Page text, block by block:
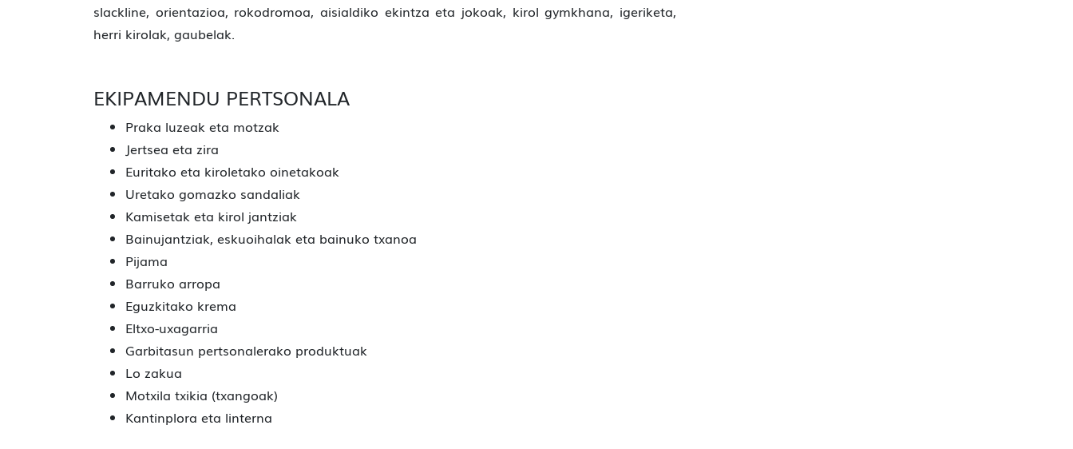
slackline, orientazioa, rokodromoa, aisialdiko ekintza eta jokoak, kirol gymkhana, igeriketa,
herri kirolak, gaubelak.
EKIPAMENDU PERTSONALA
Praka luzeak eta motzak
Jertsea eta zira
Euritako eta kiroletako oinetakoak
Uretako gomazko sandaliak
Kamisetak eta kirol jantziak
Bainujantziak, eskuoihalak eta bainuko txanoa
Pijama
Barruko arropa
Eguzkitako krema
Eltxo-uxagarria
Garbitasun pertsonalerako produktuak
Lo zakua
Motxila txikia (txangoak)
Kantinplora eta linterna